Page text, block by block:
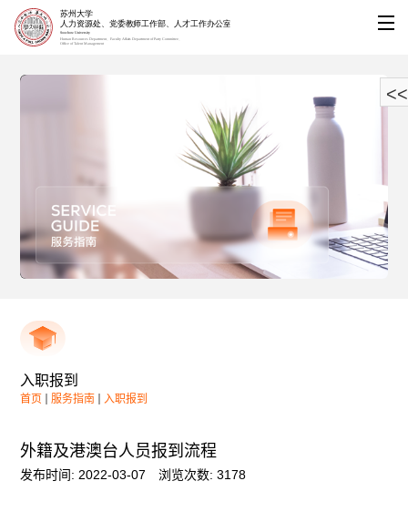
入职报到
首页 服务指南 入职报到
外籍及港澳台人员报到流程
发布时间: 2022-03-07 浏览次数: 3178
<<